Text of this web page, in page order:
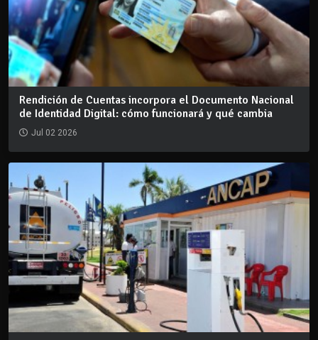
Rendición de Cuentas incorpora el Documento Nacional
de Identidad Digital: cómo funcionará y qué cambia
Jul 02 2026